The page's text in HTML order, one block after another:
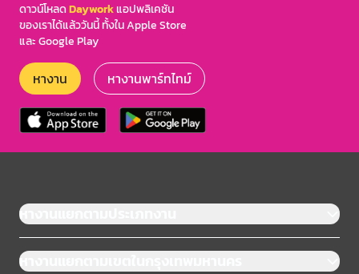
ดาวน์โหลดDayworkแอปพลิเคชัน
ของเราได้แล้ววันนี้ ทั้งใน Apple Store
และ Google Play
หางาน หางานพาร์ทไทม์
หางานแยกตามประเภทงาน
หางานแยกตามเขตในกรุงเทพมหานคร